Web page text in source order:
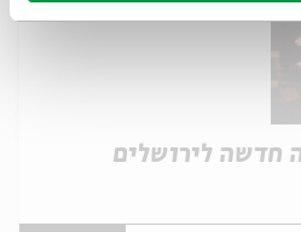
חדשה לירושלים